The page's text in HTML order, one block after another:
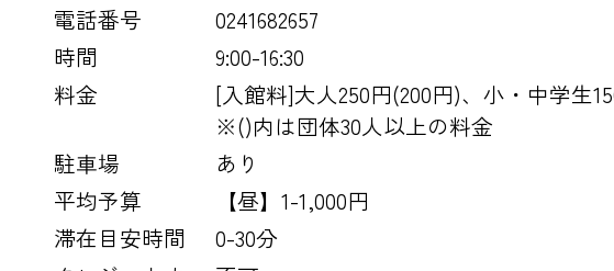
電話番号
0241682657
時間
9:00-16:30
料金
[入館料]大人250円(200円)、小・中学生
※()内は団体30人以上の料金
駐車場
あり
平均予算
【昼】1-1,000円
滞在目安時間
0-30分